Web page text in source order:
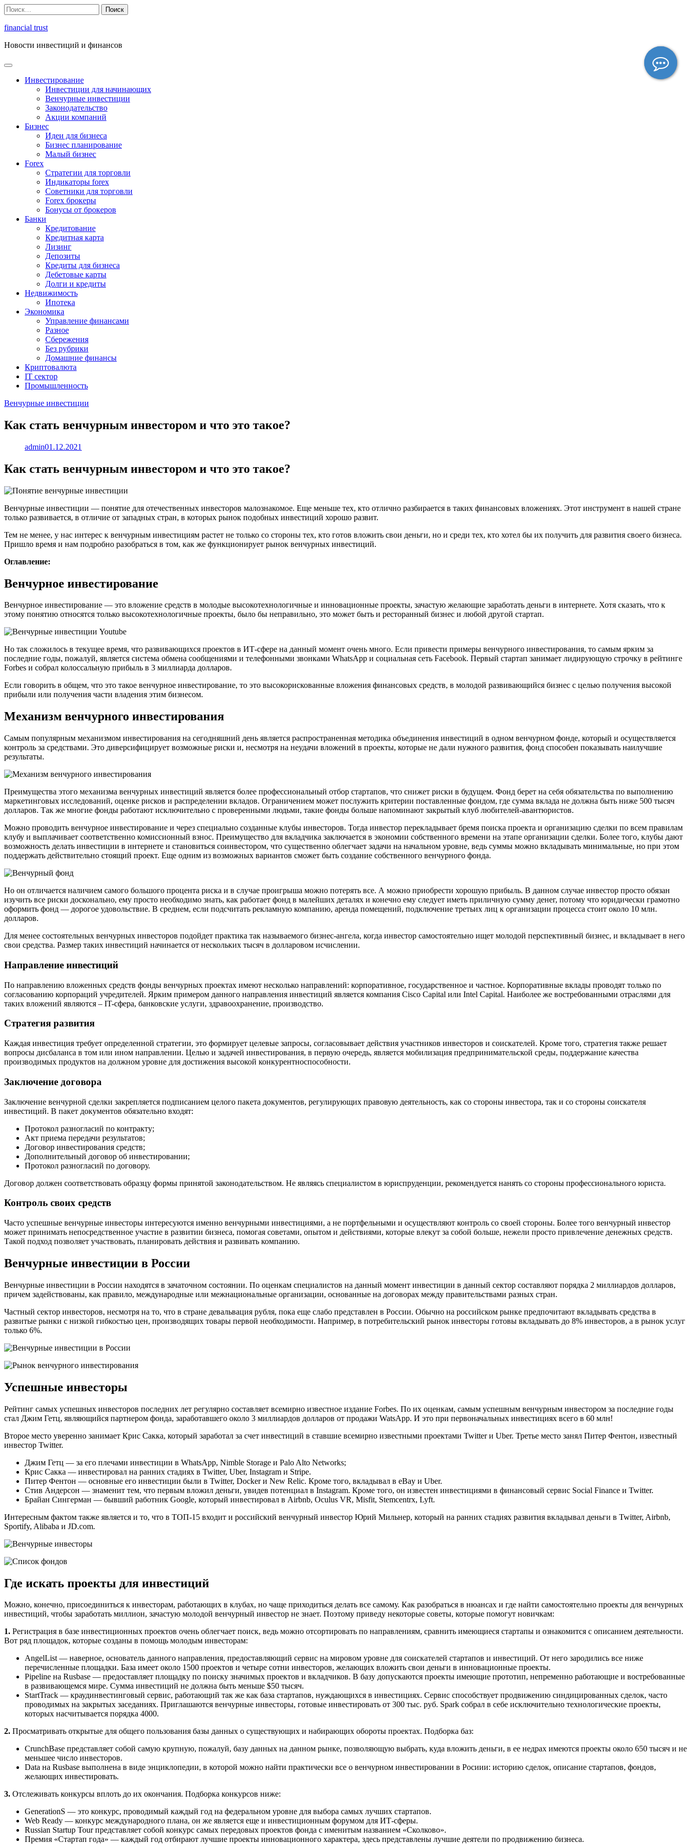
Перейти
к
содержимому
Найти:
financial trust
Новости инвестиций и финансов
Инвестирование
Инвестиции для начинающих
Венчурные инвестиции
Законодательство
Акции компаний
Бизнес
Идеи для бизнеса
Бизнес планирование
Малый бизнес
Forex
Стратегии для торговли
Индикаторы forex
Советники для торговли
Forex брокеры
Бонусы от брокеров
Банки
Кредитование
Кредитная карта
Лизинг
Депозиты
Кредиты для бизнеса
Дебетовые карты
Долги и кредиты
Недвижимость
Ипотека
Экономика
Управление финансами
Разное
Сбережения
Без рубрики
Домашние финансы
Криптовалюта
IT сектор
Промышленность
Венчурные инвестиции
Как стать венчурным инвестором и что это такое?
admin01.12.2021
Как стать венчурным инвестором и что это такое?
Венчурные инвестиции — понятие для отечественных инвесторов малознакомое. Еще меньше тех, кто отлично разбирается в таких финансовых вложениях. Этот инструмент в нашей стране
только развивается, в отличие от западных стран, в которых рынок подобных инвестиций хорошо развит.
Тем не менее, у нас интерес к венчурным инвестициям растет не только со стороны тех, кто готов вложить свои деньги, но и среди тех, кто хотел бы их получить для развития своего бизнеса.
Пришло время и нам подробно разобраться в том, как же функционирует рынок венчурных инвестиций.
Оглавление:
Венчурное инвестирование
Венчурное инвестирование — это вложение средств в молодые высокотехнологичные и инновационные проекты, зачастую желающие заработать деньги в интернете. Хотя сказать, что к
этому понятию относятся только высокотехнологичные проекты, было бы неправильно, это может быть и ресторанный бизнес и любой другой стартап.
Но так сложилось в текущее время, что развивающихся проектов в ИТ-сфере на данный момент очень много. Если привести примеры венчурного инвестирования, то самым ярким за
последние годы, пожалуй, является система обмена сообщениями и телефонными звонками WhatsApp и социальная сеть Facebook. Первый стартап занимает лидирующую строчку в рейтинге
Forbes и собрал колоссальную прибыль в 3 миллиарда долларов.
Если говорить в общем, что это такое венчурное инвестирование, то это высокорискованные вложения финансовых средств, в молодой развивающийся бизнес с целью получения высокой
прибыли или получения части владения этим бизнесом.
Механизм венчурного инвестирования
Самым популярным механизмом инвестирования на сегодняшний день является распространенная методика объединения инвестиций в одном венчурном фонде, который и осуществляется
контроль за средствами. Это диверсифицирует возможные риски и, несмотря на неудачи вложений в проекты, которые не дали нужного развития, фонд способен показывать наилучшие
результаты.
Преимущества этого механизма венчурных инвестиций является более профессиональный отбор стартапов, что снижет риски в будущем. Фонд берет на себя обязательства по выполнению
маркетинговых исследований, оценке рисков и распределении вкладов. Ограничением может послужить критерии поставленные фондом, где сумма вклада не должна быть ниже 500 тысяч
долларов. Так же многие фонды работают исключительно с проверенными людьми, такие фонды больше напоминают закрытый клуб любителей-авантюристов.
Можно проводить венчурное инвестирование и через специально созданные клубы инвесторов. Тогда инвестор перекладывает бремя поиска проекта и организацию сделки по всем правилам
клубу и выплачивает соответственно комиссионный взнос. Преимущество для вкладчика заключается в экономии собственного времени на этапе организации сделки. Более того, клубы дают
возможность делать инвестиции в интернете и становиться соинвестором, что существенно облегчает задачи на начальном уровне, ведь суммы можно вкладывать минимальные, но при этом
поддержать действительно стоящий проект. Еще одним из возможных вариантов сможет быть создание собственного венчурного фонда.
Но он отличается наличием самого большого процента риска и в случае проигрыша можно потерять все. А можно приобрести хорошую прибыль. В данном случае инвестор просто обязан
изучить все риски досконально, ему просто необходимо знать, как работает фонд в малейших деталях и конечно ему следует иметь приличную сумму денег, потому что юридически грамотно
оформить фонд — дорогое удовольствие. В среднем, если подсчитать рекламную компанию, аренда помещений, подключение третьих лиц к организации процесса стоит около 10 млн.
долларов.
Для менее состоятельных венчурных инвесторов подойдет практика так называемого бизнес-ангела, когда инвестор самостоятельно ищет молодой перспективный бизнес, и вкладывает в него
свои средства. Размер таких инвестиций начинается от нескольких тысяч в долларовом исчислении.
Направление инвестиций
По направлению вложенных средств фонды венчурных проектах имеют несколько направлений: корпоративное, государственное и частное. Корпоративные вклады проводят только по
согласованию корпораций учредителей. Ярким примером данного направления инвестиций является компания Cisco Capital или Intel Capital. Наиболее же востребованными отраслями для
таких вложений являются – IT-сфера, банковские услуги, здравоохранение, производство.
Стратегия развития
Каждая инвестиция требует определенной стратегии, это формирует целевые запросы, согласовывает действия участников инвесторов и соискателей. Кроме того, стратегия также решает
вопросы дисбаланса в том или ином направлении. Целью и задачей инвестирования, в первую очередь, является мобилизация предпринимательской среды, поддержание качества
производимых продуктов на должном уровне для достижения высокой конкурентноспособности.
Заключение договора
Заключение венчурной сделки закрепляется подписанием целого пакета документов, регулирующих правовую деятельность, как со стороны инвестора, так и со стороны соискателя
инвестиций. В пакет документов обязательно входят:
Протокол разногласий по контракту;
Акт приема передачи результатов;
Договор инвестирования средств;
Дополнительный договор об инвестировании;
Протокол разногласий по договору.
Договор должен соответствовать образцу формы принятой законодательством. Не являясь специалистом в юриспруденции, рекомендуется нанять со стороны профессионального юриста.
Контроль своих средств
Часто успешные венчурные инвесторы интересуются именно венчурными инвестициями, а не портфельными и осуществляют контроль со своей стороны. Более того венчурный инвестор
может принимать непосредственное участие в развитии бизнеса, помогая советами, опытом и действиями, которые влекут за собой больше, нежели просто привлечение денежных средств.
Такой подход позволяет участвовать, планировать действия и развивать компанию.
Венчурные инвестиции в России
Венчурные инвестиции в России находятся в зачаточном состоянии. По оценкам специалистов на данный момент инвестиции в данный сектор составляют порядка 2 миллиардов долларов,
причем задействованы, как правило, международные или межнациональные организации, основанные на договорах между правительствами разных стран.
Частный сектор инвесторов, несмотря на то, что в стране девальвация рубля, пока еще слабо представлен в России. Обычно на российском рынке предпочитают вкладывать средства в
развитые рынки с низкой гибкостью цен, производящих товары первой необходимости. Например, в потребительский рынок инвесторы готовы вкладывать до 8% инвесторов, а в рынок услуг
только 6%.
Успешные инвесторы
Рейтинг самых успешных инвесторов последних лет регулярно составляет всемирно известное издание Forbes. По их оценкам, самым успешным венчурным инвестором за последние годы
стал Джим Гетц, являющийся партнером фонда, заработавшего около 3 миллиардов долларов от продажи WatsApp. И это при первоначальных инвестициях всего в 60 млн!
Второе место уверенно занимает Крис Сакка, который заработал за счет инвестиций в ставшие всемирно известными проектами Twitter и Uber. Третье место занял Питер Фентон, известный
инвестор Twitter.
Джим Гетц — за его плечами инвестиции в WhatsApp, Nimble Storage и Palo Alto Networks;
Крис Сакка — инвестировал на ранних стадиях в Twitter, Uber, Instagram и Stripe.
Питер Фентон — основные его инвестиции были в Twitter, Docker и New Relic. Кроме того, вкладывал в eBay и Uber.
Стив Андерсон — знаменит тем, что первым вложил деньги, увидев потенциал в Instagram. Кроме того, он известен инвестициями в финансовый сервис Social Finance и Twitter.
Брайан Сингерман — бывший работник Google, который инвестировал в Airbnb, Oculus VR, Misfit, Stemcentrx, Lyft.
Интересным фактом также является и то, что в ТОП-15 входит и российский венчурный инвестор Юрий Мильнер, который на ранних стадиях развития вкладывал деньги в Twitter, Airbnb,
Sportify, Alibaba и JD.com.
Где искать проекты для инвестиций
Можно, конечно, присоединиться к инвесторам, работающих в клубах, но чаще приходиться делать все самому. Как разобраться в нюансах и где найти самостоятельно проекты для венчурных
инвестиций, чтобы заработать миллион, зачастую молодой венчурный инвестор не знает. Поэтому приведу некоторые советы, которые помогут новичкам:
1. Регистрация в базе инвестиционных проектов очень облегчает поиск, ведь можно отсортировать по направлениям, сравнить имеющиеся стартапы и ознакомится с описанием деятельности.
Вот ряд площадок, которые созданы в помощь молодым инвесторам:
AngelList — наверное, основатель данного направления, предоставляющий сервис на мировом уровне для соискателей стартапов и инвестиций. От него зародились все ниже
перечисленные площадки. База имеет около 1500 проектов и четыре сотни инвесторов, желающих вложить свои деньги в инновационные проекты.
Pipeline на Rusbase — предоставляет площадку по поиску значимых проектов и вкладчиков. В базу допускаются проекты имеющие прототип, непременно работающие и востребованные
в развивающемся мире. Сумма инвестиций не должна быть меньше $50 тысяч.
StartTrack — краудинвестинговый сервис, работающий так же как база стартапов, нуждающихся в инвестициях. Сервис способствует продвижению синдицированных сделок, часто
проводимых на закрытых заседаниях. Приглашаются венчурные инвесторы, готовые инвестировать от 300 тыс. руб. Spark собрал в себе исключительно технологические проекты,
которых насчитывается порядка 4000.
2. Просматривать открытые для общего пользования базы данных о существующих и набирающих обороты проектах. Подборка баз:
CrunchBase представляет собой самую крупную, пожалуй, базу данных на данном рынке, позволяющую выбрать, куда вложить деньги, в ее недрах имеются проекты около 650 тысяч и не
меньшее число инвесторов.
Data на Rusbase выполнена в виде энциклопедии, в которой можно найти практически все о венчурном инвестировании в Росиии: историю сделок, описание стартапов, фондов,
желающих инвестировать.
3. Отслеживать конкурсы вплоть до их окончания. Подборка конкурсов ниже:
GenerationS — это конкурс, проводимый каждый год на федеральном уровне для выбора самых лучших стартапов.
Web Ready — конкурс международного плана, он же является еще и инвестиционным форумом для ИТ-сферы.
Russian Startup Tour представляет собой конкурс самых передовых проектов фонда с именитым названием «Сколково».
Премия «Стартап года» — каждый год отбирают лучшие проекты инновационного характера, здесь представлены лучшие деятели по продвижению бизнеса.